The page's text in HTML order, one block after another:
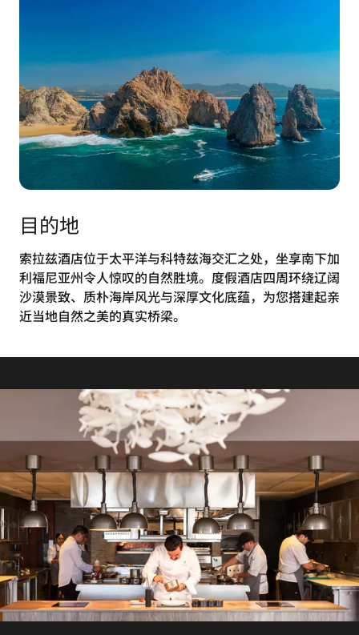
目的地
索拉兹酒店位于太平洋与科特兹海交汇之处，坐享南下加
利福尼亚州令人惊叹的自然胜境。度假酒店四周环绕辽阔
沙漠景致、质朴海岸风光与深厚文化底蕴，为您搭建起亲
近当地自然之美的真实桥梁。